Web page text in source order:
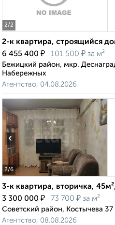
2/2
2-к квартира, строящийся
6 455 400 ₽ 101 500 ₽ за м²
Бежицкий район, мкр.
Набережных
Агентство, 04.08.2026
2/6
‹
3-к квартира, вторичка,
3 300 000 ₽ 73 700 ₽ за м²
Советский район, Костычева 37
Агентство, 08.08.2026